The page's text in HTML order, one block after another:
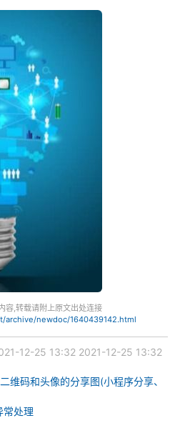
容,转载请附上原文出处连接
archive/newdoc/1640439142.html
12-25 13:32 2021-12-25 13:32
维码和头像的分享图(小程序分享、
常处理